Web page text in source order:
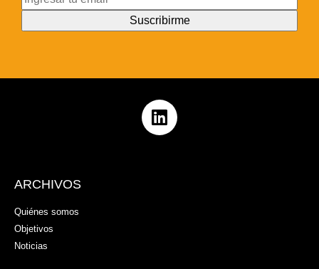
ARCHIVOS
Quiénes somos
Objetivos
Noticias